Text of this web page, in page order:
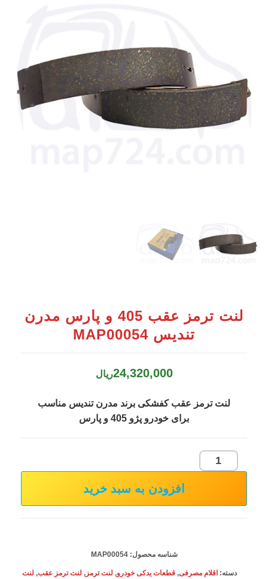
لنت ترمز عقب 405 و پارس مدرن
تندیس MAP00054
24,320,000ریال
لنت ترمز عقب کفشکی برند مدرن تندیس مناسب
برای خودرو پژو 405 و پارس
لنت
مدرن
افزودن به سبد خرید
شناسه محصول:MAP00054
دسته: اقلام مصرفی, قطعات یدکی خودرو, لنت ترمز , لنت ترمز عقب, لنت